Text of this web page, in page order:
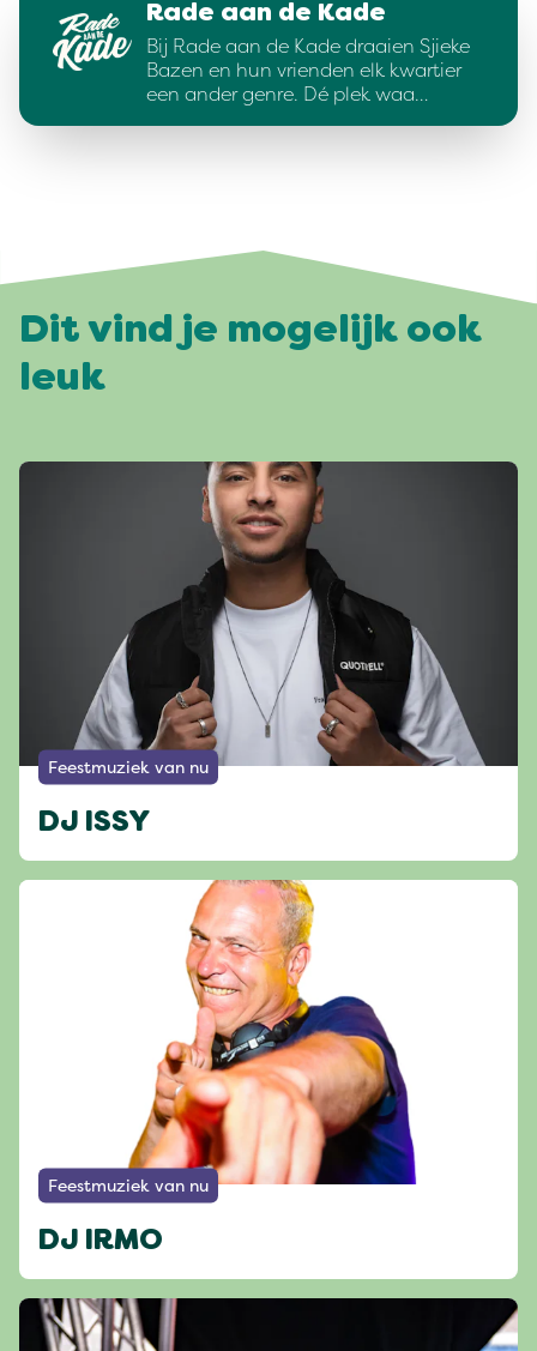
Rade aan de Kade
Bij Rade aan de Kade draaien Sjieke
Bazen en hun vrienden elk kwartier
een ander genre. Dé plek waa…
Dit vind je mogelijk ook
leuk
Feestmuziek van nu
DJ ISSY
Feestmuziek van nu
DJ IRMO